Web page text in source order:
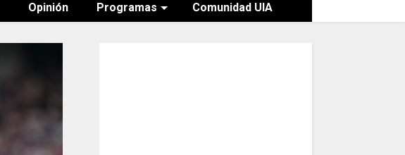
Opinión Programas Comunidad UIA